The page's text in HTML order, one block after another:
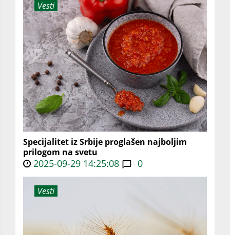
Vesti
Specijalitet iz Srbije proglašen najboljim
prilogom na svetu
2025-09-29 14:25:08 0
Vesti